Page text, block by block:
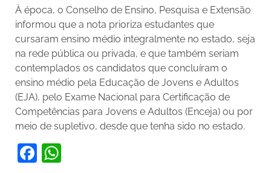
À época, o Conselho de Ensino, Pesquisa e Extensão
informou que a nota prioriza estudantes que
cursaram ensino médio integralmente no estado, seja
na rede pública ou privada, e que também seriam
contemplados os candidatos que concluíram o
ensino médio pela Educação de Jovens e Adultos
(EJA), pelo Exame Nacional para Certificação de
Competências para Jovens e Adultos (Enceja) ou por
meio de supletivo, desde que tenha sido no estado.
Facebook